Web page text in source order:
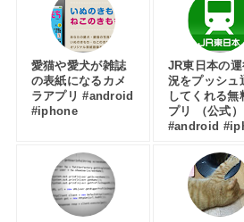
愛猫や愛犬が雑誌
の表紙になるカメ
ラアプリ #android
#iphone
JR東日本の
況をプッシュ
してくれる無
プリ （公式）
#android